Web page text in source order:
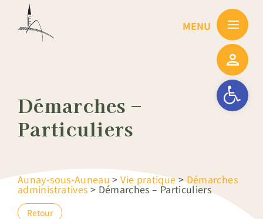
Ouvrir la
Démarches –
Particuliers
Aunay-sous-Auneau >Vie pratique>Démarches
administratives > Démarches – Particuliers
Retour